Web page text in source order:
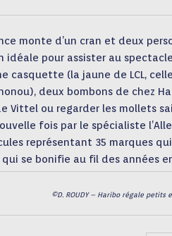
monte d’un cran et deux
idéale pour assister au
casquette (la jaune de LCL,
deux bombons de chez
Vittel ou regarder les mollets
fois par le spécialiste
représentant 35 marques
se bonifie au fil des années
©D. ROUDY – Haribo régale petits